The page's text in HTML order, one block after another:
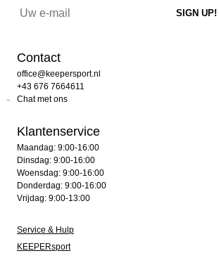
Contact
office@keepersport.nl
+43 676 7664611
Chat met ons
Klantenservice
Maandag: 9:00-16:00
Dinsdag: 9:00-16:00
Woensdag: 9:00-16:00
Donderdag: 9:00-16:00
Vrijdag: 9:00-13:00
Service & Hulp
KEEPERsport